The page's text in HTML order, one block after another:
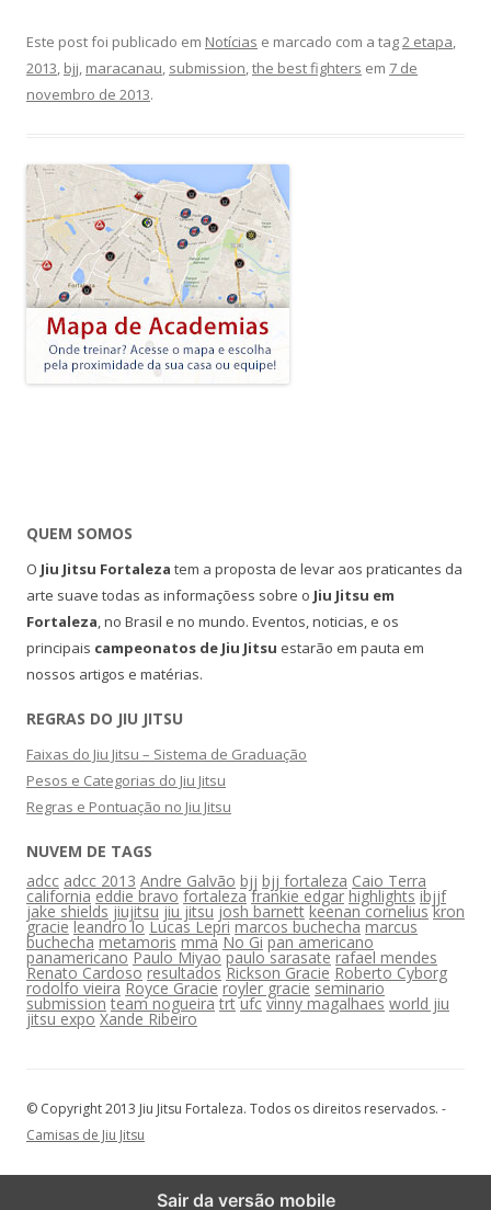
Este post foi publicado em Notícias e marcado com a tag2 etapa,
2013, bjj, maracanau, submission,the best fighters em 7 de
novembro de 2013.
QUEM SOMOS
O Jiu Jitsu Fortaleza tem a proposta de levar aos praticantes da
arte suave todas as informaçõess sobre o Jiu Jitsu em
Fortaleza, no Brasil e no mundo. Eventos, noticias, e os
principais campeonatos de Jiu Jitsu estarão em pauta em
nossos artigos e matérias.
REGRAS DO JIU JITSU
Faixas do Jiu Jitsu – Sistema de Graduação
Pesos e Categorias do Jiu Jitsu
Regras e Pontuação no Jiu Jitsu
NUVEM DE TAGS
adcc adcc 2013 Andre Galvão bjj bjj fortaleza Caio Terra
california eddie bravo fortaleza frankie edgar highlights ibjjf
jake shields jiujitsu jiu jitsu josh barnett keenan cornelius kron
gracie leandro lo Lucas Lepri marcos buchecha marcus
buchecha metamoris mma No Gi pan americano
panamericano Paulo Miyao paulo sarasate rafael mendes
Renato Cardoso resultados Rickson Gracie Roberto Cyborg
rodolfo vieira Royce Gracie royler gracie seminario
submission team nogueira trt ufc vinny magalhaes world jiu
jitsu expo Xande Ribeiro
© Copyright 2013 Jiu Jitsu Fortaleza. Todos os direitos reservados. -
Camisas de Jiu Jitsu
Sair da versão mobile